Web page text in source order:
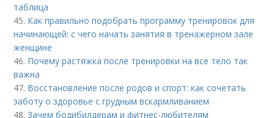
таблица
45. Как правильно подобрать программу тренировок для
начинающей: с чего начать занятия в тренажерном зале
женщине
46. Почему растяжка после тренировки на все тело так
важна
47. Восстановление после родов и спорт: как сочетать
заботу о здоровье с грудным вскармливанием
48.Зачем бодибилдерам и фитнес-любителям